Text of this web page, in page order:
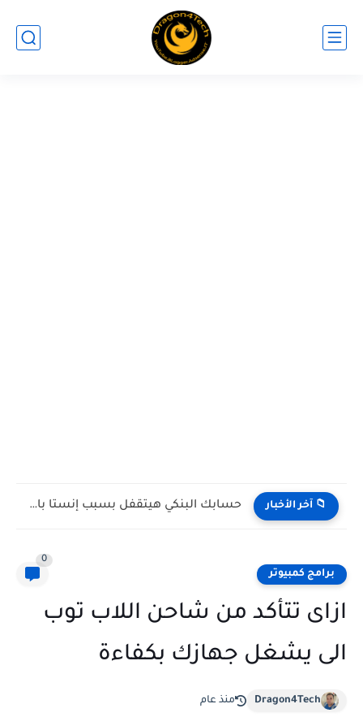
📁 آخر الأخبار حسابك البنكي هيتقفل بسبب إنستا باي! (رسالة تحذيرية حقيقية مش...
برامج كمبيوتر
0
ازاى تتأكد من شاحن اللاب توب
الى يشغل جهازك بكفاءة
Dragon4Tech منذ عام